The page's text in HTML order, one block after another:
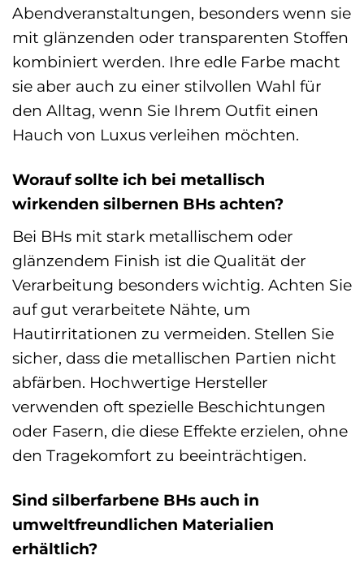
Abendveranstaltungen, besonders wenn sie
mit glänzenden oder transparenten Stoffen
kombiniert werden. Ihre edle Farbe macht
sie aber auch zu einer stilvollen Wahl für
den Alltag, wenn Sie Ihrem Outfit einen
Hauch von Luxus verleihen möchten.
Worauf sollte ich bei metallisch
wirkenden silbernen BHs achten?
Bei BHs mit stark metallischem oder
glänzendem Finish ist die Qualität der
Verarbeitung besonders wichtig. Achten Sie
auf gut verarbeitete Nähte, um
Hautirritationen zu vermeiden. Stellen Sie
sicher, dass die metallischen Partien nicht
abfärben. Hochwertige Hersteller
verwenden oft spezielle Beschichtungen
oder Fasern, die diese Effekte erzielen, ohne
den Tragekomfort zu beeinträchtigen.
Sind silberfarbene BHs auch in
umweltfreundlichen Materialien
erhältlich?